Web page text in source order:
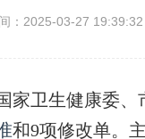
：2025-03-27
家卫生健康委、
和9项修改单。